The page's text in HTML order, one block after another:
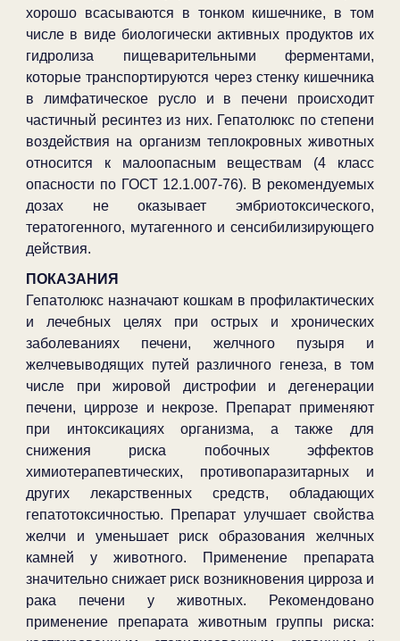
хорошо всасываются в тонком кишечнике, в том
числе в виде биологически активных продуктов их
гидролиза пищеварительными ферментами,
которые транспортируются через стенку кишечника
в лимфатическое русло и в печени происходит
частичный ресинтез из них. Гепатолюкс по степени
воздействия на организм теплокровных животных
относится к малоопасным веществам (4 класс
опасности по ГОСТ 12.1.007-76). В рекомендуемых
дозах не оказывает эмбриотоксического,
тератогенного, мутагенного и сенсибилизирующего
действия.
ПОКАЗАНИЯ
Гепатолюкс назначают кошкам в профилактических
и лечебных целях при острых и хронических
заболеваниях печени, желчного пузыря и
желчевыводящих путей различного генеза, в том
числе при жировой дистрофии и дегенерации
печени, циррозе и некрозе. Препарат применяют
при интоксикациях организма, а также для
снижения риска побочных эффектов
химиотерапевтических, противопаразитарных и
других лекарственных средств, обладающих
гепатотоксичностью. Препарат улучшает свойства
желчи и уменьшает риск образования желчных
камней у животного. Применение препарата
значительно снижает риск возникновения цирроза и
рака печени у животных. Рекомендовано
применение препарата животным группы риска: